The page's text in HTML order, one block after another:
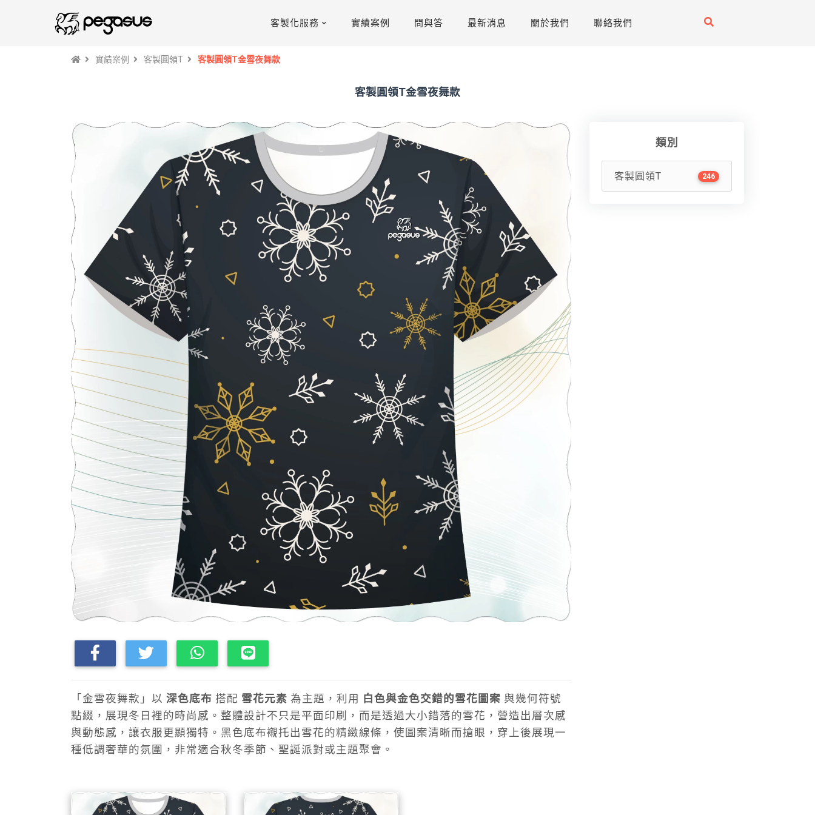
客製化服務 實績案例 問與答 最新消息 關於我們 聯絡我們
實績案例 客製圓領T 客製圓領T金雪夜舞款
客製圓領T金雪夜舞款
「金雪夜舞款」以 深色底布 搭配 雪花元素 為主題，利用 白色與金色交錯的雪花圖案 與幾何符號
點綴，展現冬日裡的時尚感。整體設計不只是平面印刷，而是透過大小錯落的雪花，營造出層次感
與動態感，讓衣服更顯獨特。黑色底布襯托出雪花的精緻線條，使圖案清晰而搶眼，穿上後展現一
種低調奢華的氛圍，非常適合秋冬季節、聖誕派對或主題聚會。
類別
客製圓領T 246